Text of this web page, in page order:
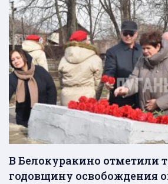
В Белокуракино отметили
годовщину освобождения